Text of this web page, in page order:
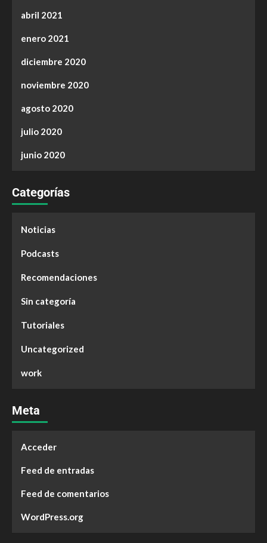
abril 2021
enero 2021
diciembre 2020
noviembre 2020
agosto 2020
julio 2020
junio 2020
Categorías
Noticias
Podcasts
Recomendaciones
Sin categoría
Tutoriales
Uncategorized
work
Meta
Acceder
Feed de entradas
Feed de comentarios
WordPress.org